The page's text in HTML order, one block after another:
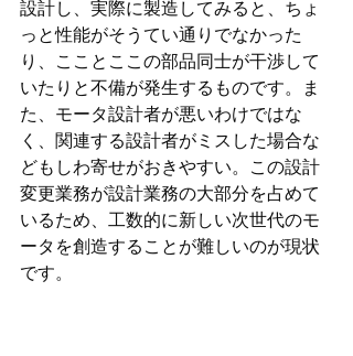
設計し、実際に製造してみると、ちょ
っと性能がそうてい通りでなかった
り、こことここの部品同士が干渉して
いたりと不備が発生するものです。ま
た、モータ設計者が悪いわけではな
く、関連する設計者がミスした場合な
どもしわ寄せがおきやすい。この設計
変更業務が設計業務の大部分を占めて
いるため、工数的に新しい次世代のモ
ータを創造することが難しいのが現状
です。